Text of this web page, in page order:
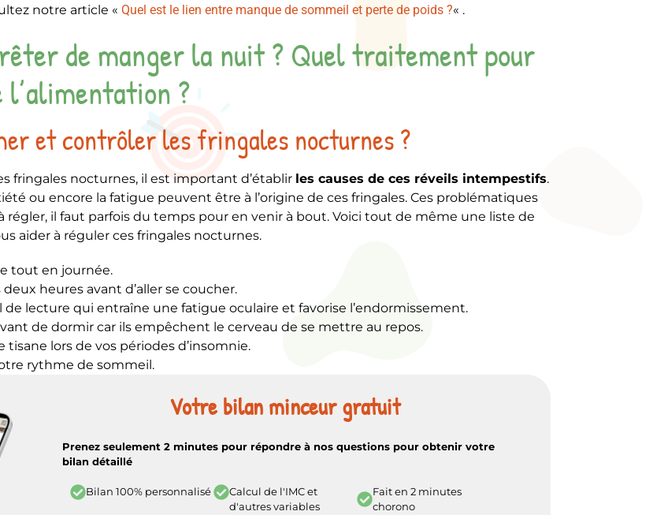
notre article « Quel est le lien entre manque de sommeil et perte de poids ?« .
de manger la nuit ? Quel traitement pour
?
et contrôler les fringales nocturnes ?
fringales nocturnes, il est important d’établir les causes de ces réveils intempestifs.
ou encore la fatigue peuvent être à l’origine de ces fringales. Ces problématiques
régler, il faut parfois du temps pour en venir à bout. Voici tout de même une liste de
aider à réguler ces fringales nocturnes.
tout en journée.
heures avant d’aller se coucher.
lecture qui entraîne une fatigue oculaire et favorise l’endormissement.
de dormir car ils empêchent le cerveau de se mettre au repos.
tisane lors de vos périodes d’insomnie.
rythme de sommeil.
Votre bilan minceur gratuit
Prenez seulement 2 minutes pour répondre à nos questions pour obtenir votre
bilan détaillé
Bilan 100% personnalisé
Calcul de l'IMC et
d'autres variables
Fait en 2 minutes
chorono